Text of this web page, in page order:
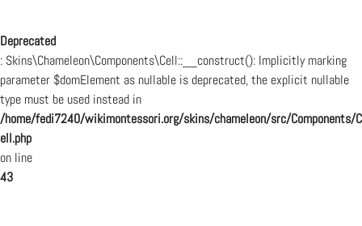
Deprecated
: Skins\Chameleon\Components\Cell::__construct(): Implicitly marking
parameter $domElement as nullable is deprecated, the explicit nullable
type must be used instead in
/home/fedi7240/wikimontessori.org/skins/chameleon/src/Components/C
ell.php
on line
43